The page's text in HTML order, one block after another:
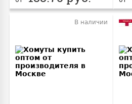
В наличии